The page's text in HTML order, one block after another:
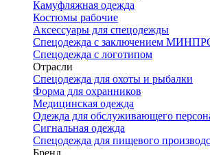
Камуфляжная одежда
Костюмы рабочие
Аксессуары для спецодежды
Спецодежда с заключением
Спецодежда с логотипом
Отрасли
Спецодежда для охоты и рыбалки
Форма для охранников
Медицинская одежда
Одежда для обслуживающего
Сигнальная одежда
Спецодежда для пищевого
Бренд